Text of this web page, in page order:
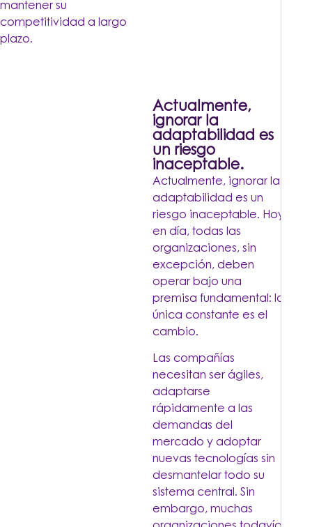
mantener su
competitividad a largo
plazo.
Actualmente,
ignorar la
adaptabilidad es
un riesgo
inaceptable.
Actualmente, ignorar la
adaptabilidad es un
riesgo inaceptable. Hoy
en día, todas las
organizaciones, sin
excepción, deben
operar bajo una
premisa fundamental: la
única constante es el
cambio.
Las compañías
necesitan ser ágiles,
adaptarse
rápidamente a las
demandas del
mercado y adoptar
nuevas tecnologías sin
desmantelar todo su
sistema central. Sin
embargo, muchas